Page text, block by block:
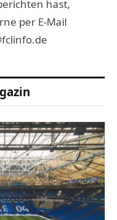
hast,
per E-Mail